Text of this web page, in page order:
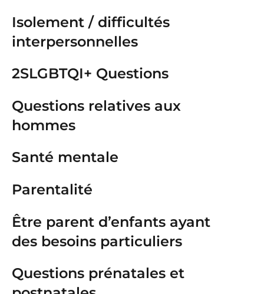
Isolement / difficultés
interpersonnelles
2SLGBTQI+ Questions
Questions relatives aux
hommes
Santé mentale
Parentalité
Être parent d’enfants ayant
des besoins particuliers
Questions prénatales et